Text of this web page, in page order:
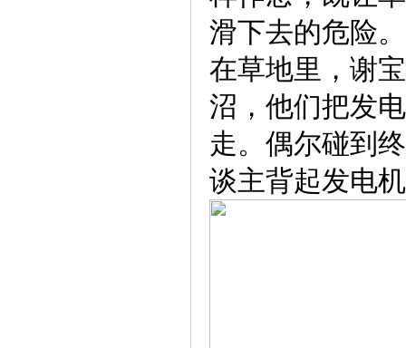
滑下去的危险。
在草地里，谢
沼，他们把发
走。偶尔碰到
谈主背起发电